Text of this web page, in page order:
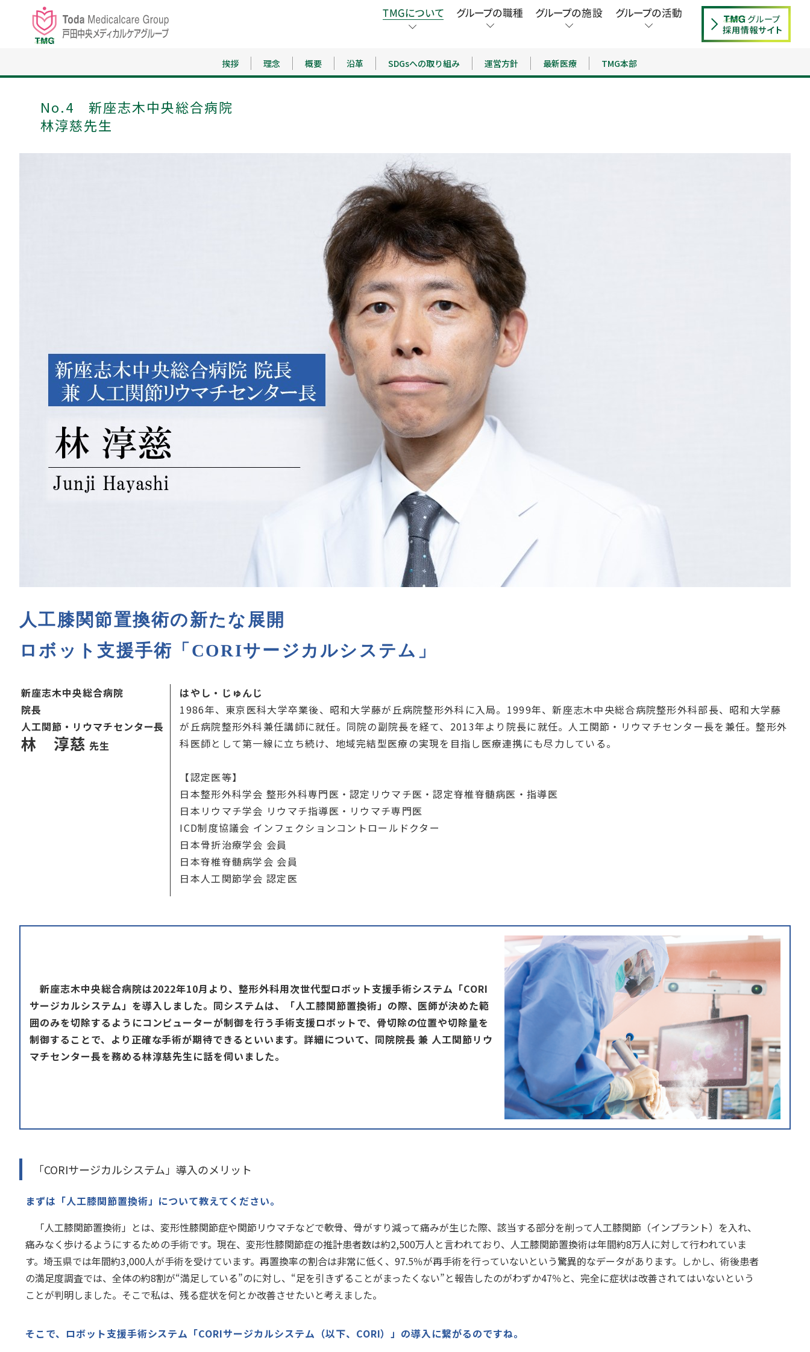
挨拶 理念 概要 沿革 SDGsへの取り組み 運営方針 最新医療 TMG本部
No.4 新座志木中央総合病院
林淳慈先生
人工膝関節置換術の新たな展開
ロボット支援手術「CORIサージカルシステム」
新座志木中央総合病院
院長
人工関節・リウマチセンター長
林 淳慈 先生
はやし・じゅんじ
1986年、東京医科大学卒業後、昭和大学藤が丘病院整形外科に入局。1999年、新座志木中央総合病院整形外科部長、昭和大学藤
が丘病院整形外科兼任講師に就任。同院の副院長を経て、2013年より院長に就任。人工関節・リウマチセンター長を兼任。整形外
科医師として第一線に立ち続け、地域完結型医療の実現を目指し医療連携にも尽力している。
【認定医等】
日本整形外科学会 整形外科専門医・認定リウマチ医・認定脊椎脊髄病医・指導医
日本リウマチ学会 リウマチ指導医・リウマチ専門医
ICD制度協議会 インフェクションコントロールドクター
日本骨折治療学会 会員
日本脊椎脊髄病学会 会員
日本人工関節学会 認定医
新座志木中央総合病院は2022年10月より、整形外科用次世代型ロボット支援手術システム「CORI
サージカルシステム」を導入しました。同システムは、「人工膝関節置換術」の際、医師が決めた範
囲のみを切除するようにコンピューターが制御を行う手術支援ロボットで、骨切除の位置や切除量を
制御することで、より正確な手術が期待できるといいます。詳細について、同院院長 兼 人工関節リウ
マチセンター長を務める林淳慈先生に話を伺いました。
「CORIサージカルシステム」導入のメリット
まずは「人工膝関節置換術」について教えてください。
「人工膝関節置換術」とは、変形性膝関節症や関節リウマチなどで軟骨、骨がすり減って痛みが生じた際、該当する部分を削って人工膝関節（インプラント）を入れ、
痛みなく歩けるようにするための手術です。現在、変形性膝関節症の推計患者数は約2,500万人と言われており、人工膝関節置換術は年間約8万人に対して行われていま
す。埼玉県では年間約3,000人が手術を受けています。再置換率の割合は非常に低く、97.5％が再手術を行っていないという驚異的なデータがあります。しかし、術後患者
の満足度調査では、全体の約8割が“満足している”のに対し、“足を引きずることがまったくない”と報告したのがわずか47％と、完全に症状は改善されてはいないという
ことが判明しました。そこで私は、残る症状を何とか改善させたいと考えました。
そこで、ロボット支援手術システム「CORIサージカルシステム（以下、CORI）」の導入に繋がるのですね。